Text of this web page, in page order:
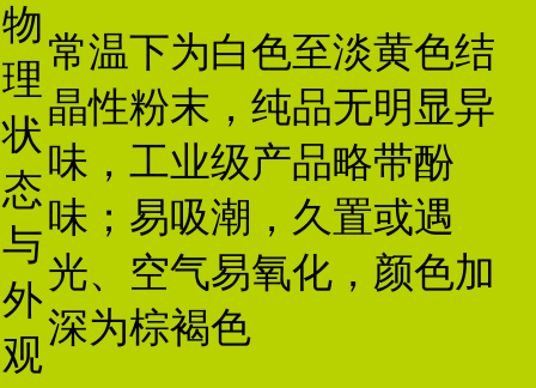
物
理
状
态
与
外
观
常温下为白色至淡黄色结
晶性粉末，纯品无明显异
味，工业级产品略带酚
味；易吸潮，久置或遇
光、空气易氧化，颜色加
深为棕褐色